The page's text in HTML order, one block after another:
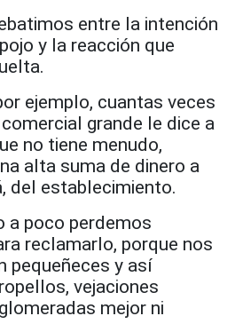
entre la intención
y la reacción que
ejemplo, cuantas veces
grande le dice a
no tiene menudo,
alta suma de dinero a
del establecimiento.
a poco perdemos
reclamarlo, porque nos
pequeñeces y así
vejaciones
mejor ni